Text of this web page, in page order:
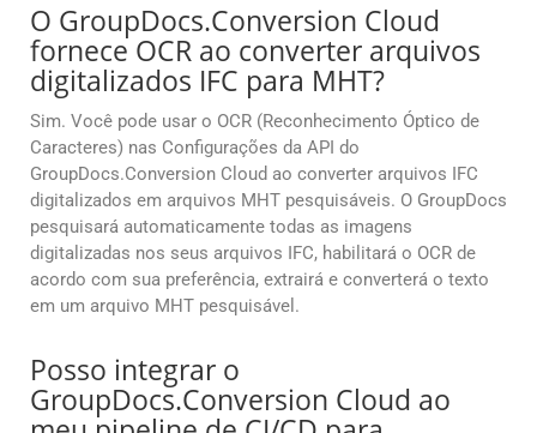
O GroupDocs.Conversion Cloud
fornece OCR ao converter arquivos
digitalizados IFC para MHT?
Sim. Você pode usar o OCR (Reconhecimento Óptico de
Caracteres) nas Configurações da API do
GroupDocs.Conversion Cloud ao converter arquivos IFC
digitalizados em arquivos MHT pesquisáveis. O GroupDocs
pesquisará automaticamente todas as imagens
digitalizadas nos seus arquivos IFC, habilitará o OCR de
acordo com sua preferência, extrairá e converterá o texto
em um arquivo MHT pesquisável.
Posso integrar o
GroupDocs.Conversion Cloud ao